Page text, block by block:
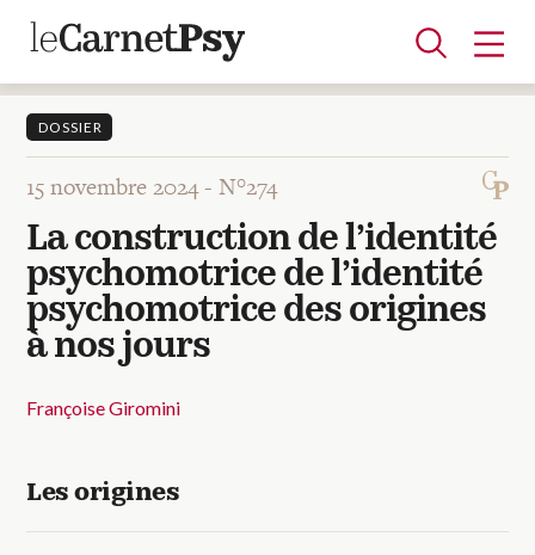
Articles
A la une
Adolescence
Dispositif
Enfance
Périnatalité
Psychanalyse
Psychopathologie
Soin
Dossiers
Auteurs
Recherches
DOSSIER
15 novembre 2024 -N°274
La construction de l’identité
psychomotrice de l’identité
psychomotrice des origines
à nos jours
Françoise Giromini
Les origines